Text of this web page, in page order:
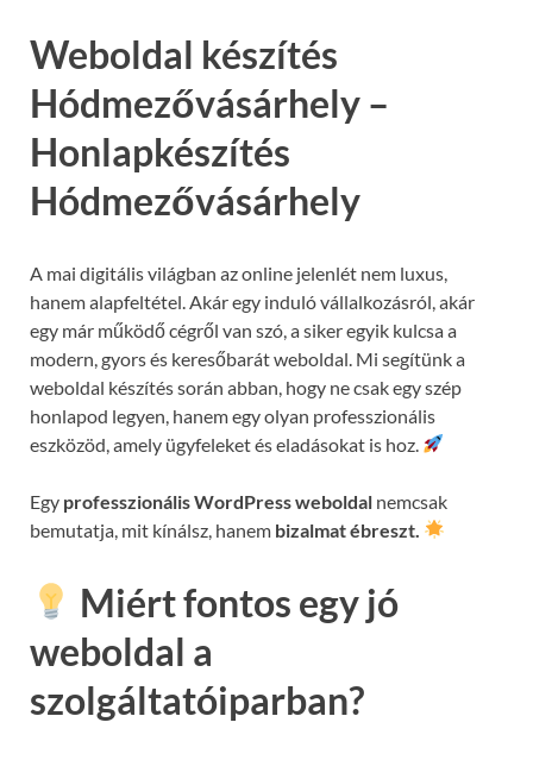
Weboldal készítés
Hódmezővásárhely –
Honlapkészítés
Hódmezővásárhely
A mai digitális világban az online jelenlét nem luxus,
hanem alapfeltétel. Akár egy induló vállalkozásról, akár
egy már működő cégről van szó, a siker egyik kulcsa a
modern, gyors és keresőbarát weboldal. Mi segítünk a
weboldal készítés során abban, hogy ne csak egy szép
honlapod legyen, hanem egy olyan professzionális
eszközöd, amely ügyfeleket és eladásokat is hoz.
Egy professzionális WordPress weboldal nemcsak
bemutatja, mit kínálsz, hanem bizalmat ébreszt.
Miért fontos egy jó
weboldal a
szolgáltatóiparban?